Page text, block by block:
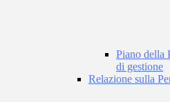
Piano della
di gestione
Relazione sulla